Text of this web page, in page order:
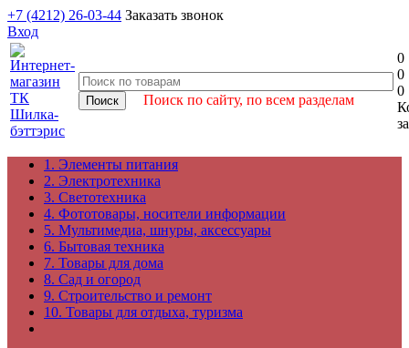
+7 (4212) 26-03-44 Заказать звонок
Вход
Поиск по сайту, по всем разделам
0
0
0
1. Элементы питания
2. Электротехника
3. Светотехника
4. Фототовары, носители информации
5. Мультимедиа, шнуры, аксессуары
6. Бытовая техника
7. Товары для дома
8. Сад и огород
9. Строительство и ремонт
10. Товары для отдыха, туризма